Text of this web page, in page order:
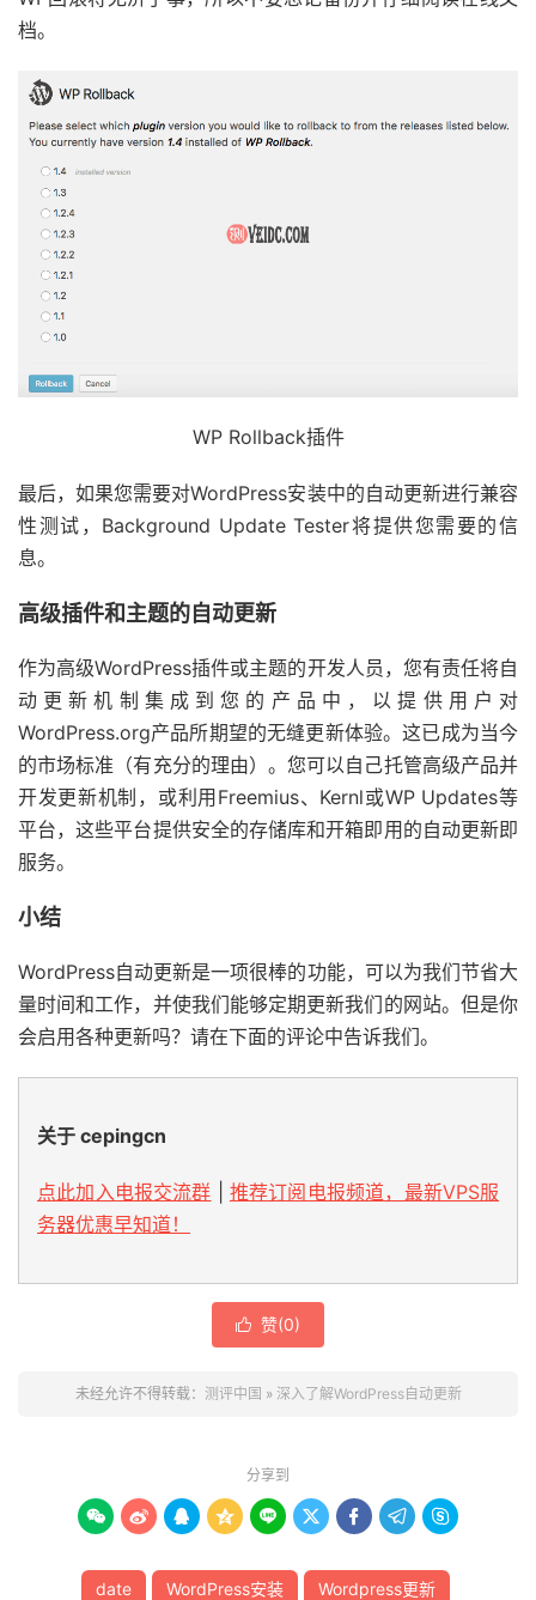
档。
WP Rollback插件
最后，如果您需要对WordPress安装中的自动更新进行兼容
性测试，Background Update Tester将提供您需要的信
息。
高级插件和主题的自动更新
作为高级WordPress插件或主题的开发人员，您有责任将自
动更新机制集成到您的产品中，以提供用户对
WordPress.org产品所期望的无缝更新体验。这已成为当今
的市场标准（有充分的理由）。您可以自己托管高级产品并
开发更新机制，或利用Freemius、Kernl或WP Updates等
平台，这些平台提供安全的存储库和开箱即用的自动更新即
服务。
小结
WordPress自动更新是一项很棒的功能，可以为我们节省大
量时间和工作，并使我们能够定期更新我们的网站。但是你
会启用各种更新吗？请在下面的评论中告诉我们。
关于 cepingcn
点此加入电报交流群
推荐订阅电报频道，最新VPS服
务器优惠早知道！
 赞(0)
未经允许不得转载： 测评中国 » 深入了解WordPress自动更新
分享到
        
date WordPress安装 Wordpress更新